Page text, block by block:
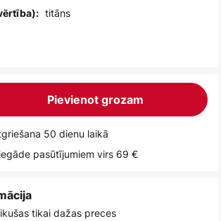
titāns
Pievienot grozam
50 dienu laikā
pasūtījumiem virs 69 €
tikai dažas preces